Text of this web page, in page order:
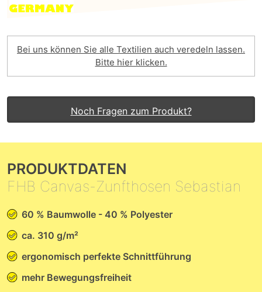
Bei uns können Sie alle Textilien auch veredeln lassen.
Bitte hier klicken.
Noch Fragen zum Produkt?
PRODUKTDATEN
FHB Canvas-Zunfthosen Sebastian
60 % Baumwolle - 40 % Polyester
ca. 310 g/m²
ergonomisch perfekte Schnittführung
mehr Bewegungsfreiheit